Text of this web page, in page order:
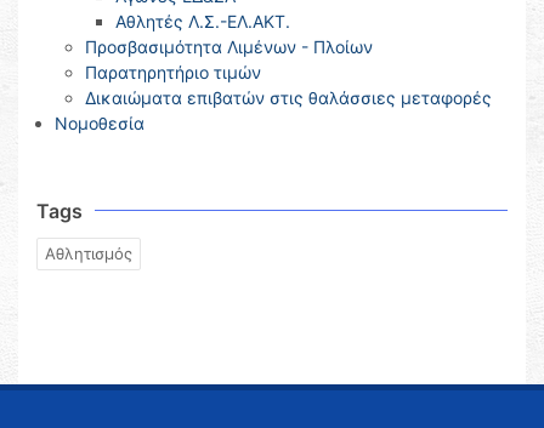
Αθλητές Λ.Σ.-ΕΛ.ΑΚΤ.
Προσβασιμότητα Λιμένων - Πλοίων
Παρατηρητήριο τιμών
Δικαιώματα επιβατών στις θαλάσσιες μεταφορές
Νομοθεσία
Tags
Αθλητισμός